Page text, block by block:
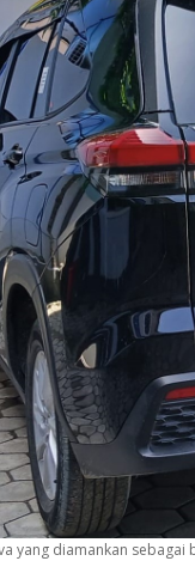
yang diamankan sebagai